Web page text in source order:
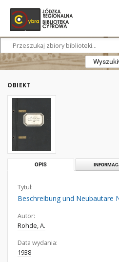
OBIEKT
OPIS
Tytuł:
Beschreibung und Neubautare
Autor:
Rohde, A.
Data wydania:
1938